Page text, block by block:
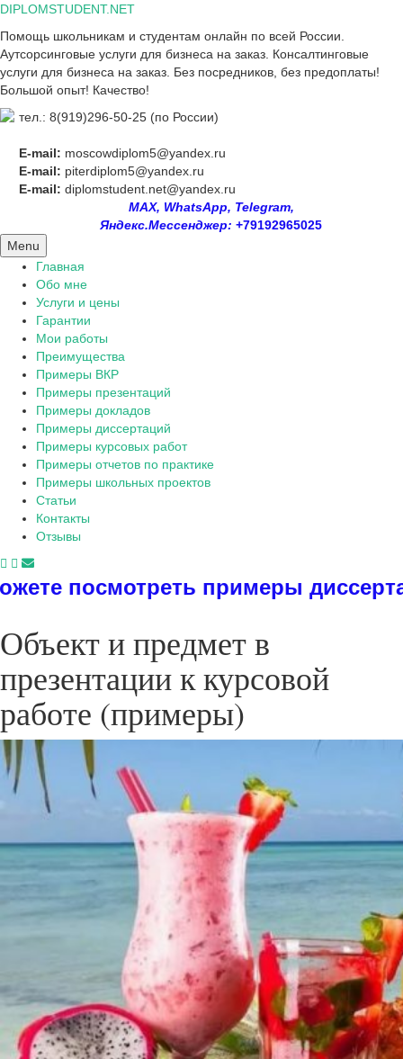
Skip
content
DIPLOMSTUDENT.NET
Помощь школьникам и студентам онлайн по всей России.
Аутсорсинговые услуги для бизнеса на заказ. Консалтинговые
услуги для бизнеса на заказ. Без посредников, без предоплаты!
Большой опыт! Качество!
тел.: 8(919)296-50-25 (по России)
E-mail: moscowdiplom5@yandex.ru
E-mail: piterdiplom5@yandex.ru
E-mail: diplomstudent.net@yandex.ru
MAX, WhatsApp, Telegram,
Яндекс.Мессенджер: +79192965025
Menu
Главная
Обо мне
Услуги и цены
Гарантии
Мои работы
Преимущества
Примеры ВКР
Примеры презентаций
Примеры докладов
Примеры диссертаций
Примеры курсовых работ
Примеры отчетов по практике
Примеры школьных проектов
Статьи
Контакты
Отзывы
диссертаций, дипломов,
Объект и предмет в
презентации к курсовой
работе (примеры)